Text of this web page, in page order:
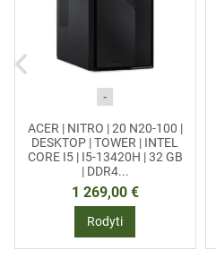
-
ACER | NITRO | 20 N20-100 |
DESKTOP | TOWER | INTEL
CORE I5 | I5-13420H | 32 GB
| DDR4...
1 269,00 €
Rodyti